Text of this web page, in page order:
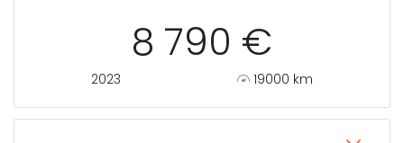
8 790 €
2023 19000 km